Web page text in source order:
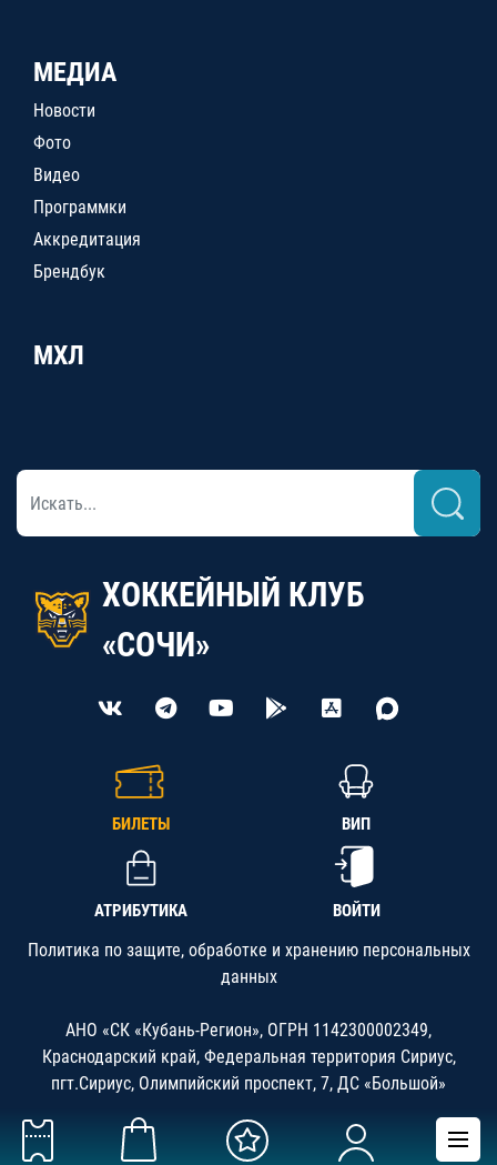
МЕДИА
Новости
Фото
Видео
Программки
Аккредитация
Брендбук
МХЛ
ХОККЕЙНЫЙ КЛУБ
«СОЧИ»
БИЛЕТЫ ВИП
АТРИБУТИКА ВОЙТИ
Политика по защите, обработке и хранению персональных
данных
АНО «СК «Кубань-Регион», ОГРН 1142300002349,
Краснодарский край, Федеральная территория Сириус,
пгт.Сириус, Олимпийский проспект, 7, ДС «Большой»